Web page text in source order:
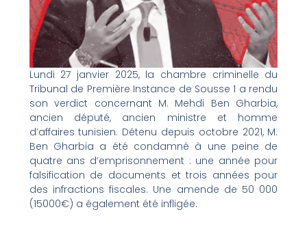
Lundi 27 janvier 2025, la chambre criminelle du
Tribunal de Première Instance de Sousse 1 a rendu
son verdict concernant M. Mehdi Ben Gharbia,
ancien député, ancien ministre et homme
d’affaires tunisien. Détenu depuis octobre 2021, M.
Ben Gharbia a été condamné à une peine de
quatre ans d’emprisonnement : une année pour
falsification de documents et trois années pour
des infractions fiscales. Une amende de 50 000
(15000€) a également été infligée.